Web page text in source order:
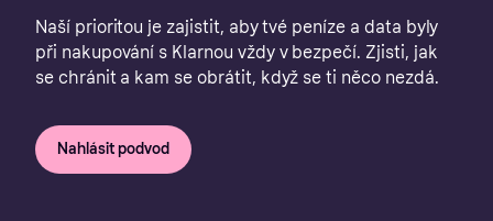
Naší prioritou je zajistit, aby tvé peníze a data byly
při nakupování s Klarnou vždy v bezpečí. Zjisti, jak
se chránit a kam se obrátit, když se ti něco nezdá.
Nahlásit podvod